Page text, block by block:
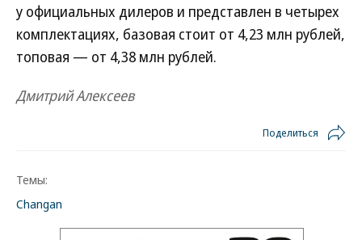
у официальных дилеров и представлен в четырех
комплектациях, базовая стоит от 4,23 млн рублей,
топовая — от 4,38 млн рублей.
Дмитрий Алексеев
Поделиться
Темы:
Changan